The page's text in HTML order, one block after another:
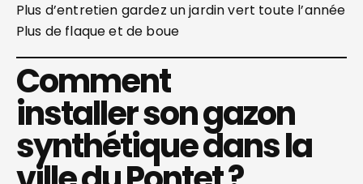
Plus d’entretien gardez un jardin vert toute l’année
Plus de flaque et de boue
Comment
installer son gazon
synthétique dans la